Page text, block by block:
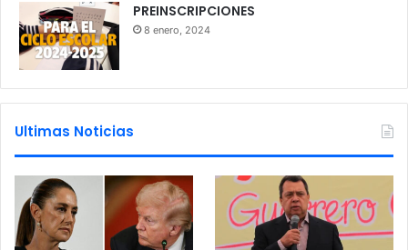
PREINSCRIPCIONES
8 enero, 2024
Ultimas Noticias